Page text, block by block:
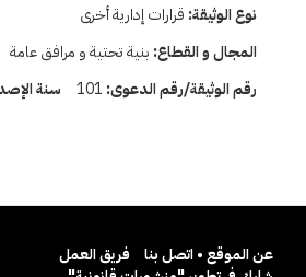
نوع الوثيقة: قرارات إدارية أخرى
المجال و القطاع: بنية تحتية و مرافق عامة
رقم الوثيقة/رقم الدعوى: 101 سنة
عن الموقع • اتصل بنا
فريق العمل